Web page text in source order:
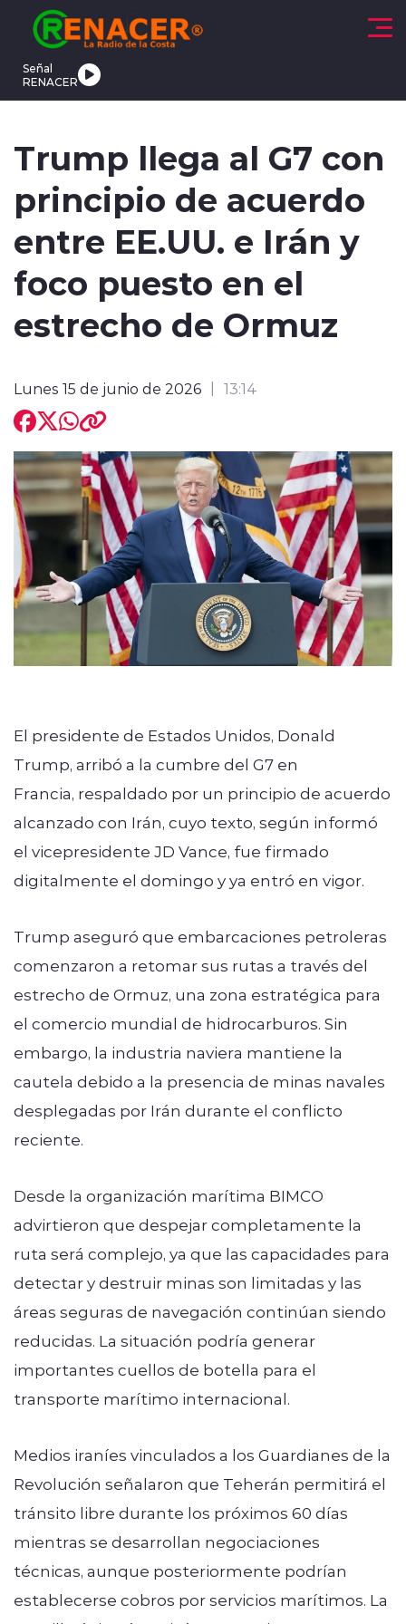
Click acá para ir directamente al contenido
Señal
RENACER
modo claro
Trump llega al G7 con
principio de acuerdo
entre EE.UU. e Irán y
foco puesto en el
estrecho de Ormuz
Lunes 15 de junio de 2026 13:14
El presidente de Estados Unidos, Donald
Trump, arribó a la cumbre del G7 en
Francia, respaldado por un principio de acuerdo
alcanzado con Irán, cuyo texto, según informó
el vicepresidente JD Vance, fue firmado
digitalmente el domingo y ya entró en vigor.
Trump aseguró que embarcaciones petroleras
comenzaron a retomar sus rutas a través del
estrecho de Ormuz, una zona estratégica para
el comercio mundial de hidrocarburos. Sin
embargo, la industria naviera mantiene la
cautela debido a la presencia de minas navales
desplegadas por Irán durante el conflicto
reciente.
Desde la organización marítima BIMCO
advirtieron que despejar completamente la
ruta será complejo, ya que las capacidades para
detectar y destruir minas son limitadas y las
áreas seguras de navegación continúan siendo
reducidas. La situación podría generar
importantes cuellos de botella para el
transporte marítimo internacional.
Medios iraníes vinculados a los Guardianes de la
Revolución señalaron que Teherán permitirá el
tránsito libre durante los próximos 60 días
mientras se desarrollan negociaciones
técnicas, aunque posteriormente podrían
establecerse cobros por servicios marítimos. La